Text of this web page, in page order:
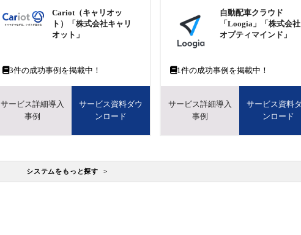
Cariot（キャリオッ
ト）「株式会社キャリ
オット」
3件の成功事例を掲載中！
サービス詳細導入
事例
サービス資料ダウ
ンロード
自動配車クラウド
「Loogia」「株式会社
オプティマインド」
1件の成功事例を掲載中！
サービス詳細導入
事例
サービス資料
ンロード
システムをもっと探す >